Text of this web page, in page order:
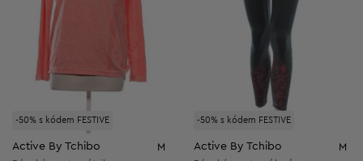
-50% s kódem FESTIVE
Active By Tchibo M
-50% s kódem FESTIVE
Active By Tchibo M